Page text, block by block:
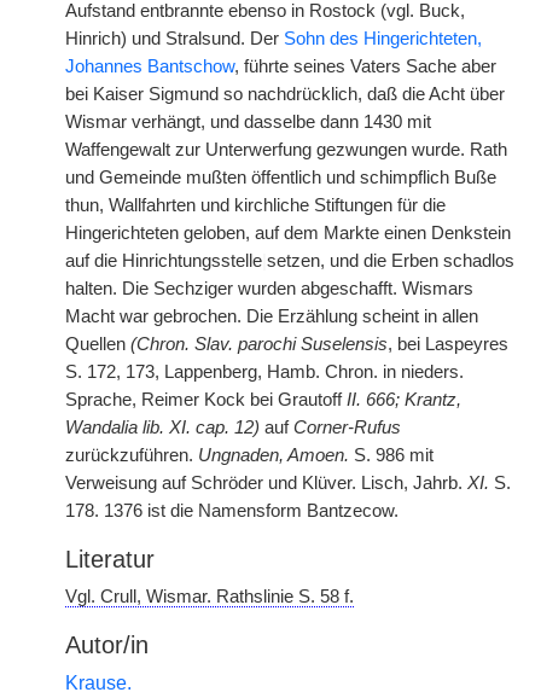
Aufstand entbrannte ebenso in Rostock (vgl. Buck,
Hinrich) und Stralsund. Der Sohn des Hingerichteten,
Johannes Bantschow, führte seines Vaters Sache aber
bei Kaiser Sigmund so nachdrücklich, daß die Acht über
Wismar verhängt, und dasselbe dann 1430 mit
Waffengewalt zur Unterwerfung gezwungen wurde. Rath
und Gemeinde mußten öffentlich und schimpflich Buße
thun, Wallfahrten und kirchliche Stiftungen für die
Hingerichteten geloben, auf dem Markte einen Denkstein
auf die Hinrichtungsstelle setzen, und die Erben schadlos
halten. Die Sechziger wurden abgeschafft. Wismars
Macht war gebrochen. Die Erzählung scheint in allen
Quellen (Chron. Slav. parochi Suselensis, bei Laspeyres
S. 172, 173, Lappenberg, Hamb. Chron. in nieders.
Sprache, Reimer Kock bei GrautoffII. 666; Krantz,
Wandalia lib. XI. cap. 12) aufCorner-Rufus
zurückzuführen. Ungnaden, Amoen. S. 986 mit
Verweisung auf Schröder und Klüver. Lisch, Jahrb. XI. S.
178. 1376 ist die Namensform Bantzecow.
Literatur
Vgl. Crull, Wismar. Rathslinie S. 58 f.
Autor/in
Krause.